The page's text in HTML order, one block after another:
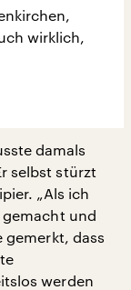
wirklich,
damals
selbst stürzt
„Als ich
gemacht und
gemerkt, dass
werden